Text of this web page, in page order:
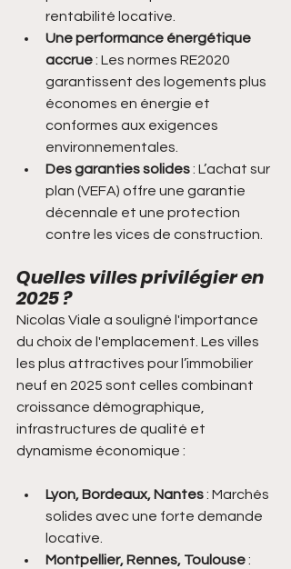
rentabilité locative.
Une performance énergétique
accrue : Les normes RE2020
garantissent des logements plus
économes en énergie et
conformes aux exigences
environnementales.
Des garanties solides : L’achat sur
plan (VEFA) offre une garantie
décennale et une protection
contre les vices de construction.
Quelles villes privilégier en
2025 ?
Nicolas Viale a souligné l'importance
du choix de l'emplacement. Les villes
les plus attractives pour l’immobilier
neuf en 2025 sont celles combinant
croissance démographique,
infrastructures de qualité et
dynamisme économique :
Lyon, Bordeaux, Nantes : Marchés
solides avec une forte demande
locative.
Montpellier, Rennes, Toulouse :